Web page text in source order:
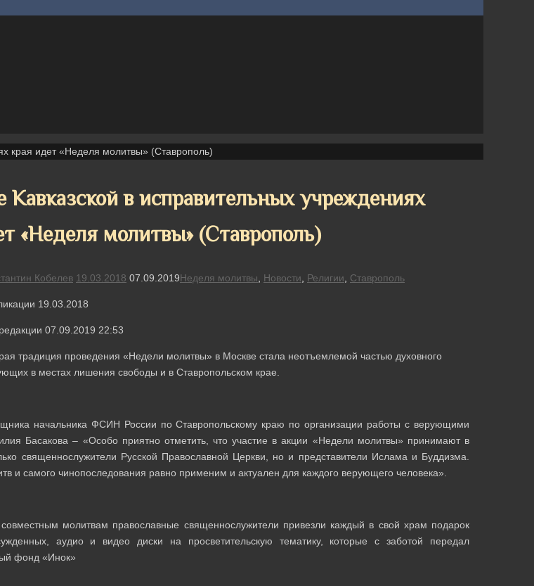
края идет «Неделя молитвы» (Ставрополь)
Кавказской в исправительных учреждениях
«Неделя молитвы» (Ставрополь)
Кобелев 19.03.2018 07.09.2019Неделя молитвы Новости Религии Ставрополь
19.03.2018
07.09.2019 22:53
традиция проведения «Недели молитвы» в Москве стала неотъемлемой частью духовного
в местах лишения свободы и в Ставропольском крае.
начальника ФСИН России по Ставропольскому краю по организации работы с верующими
Басакова – «Особо приятно отметить, что участие в акции «Недели молитвы» принимают в
священнослужители Русской Православной Церкви, но и представители Ислама и Буддизма.
и самого чинопоследования равно применим и актуален для каждого верующего человека».
молитвам православные священнослужители привезли каждый в свой храм подарок
аудио и видео диски на просветительскую тематику, которые с заботой передал
фонд «Инок»